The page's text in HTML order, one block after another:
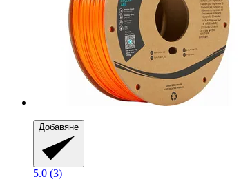
Добавяне
5.0 (3)